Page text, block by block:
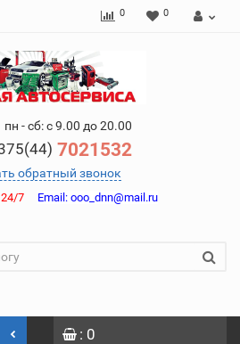
0 0
пн - сб: с 9.00 до 20.00
7021532
обратный звонок
24/7 Email: ooo_dnn@mail.ru
: 0